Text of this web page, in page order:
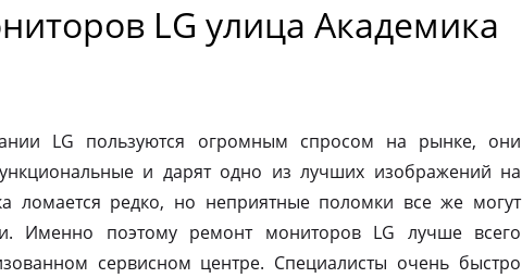
LG улица Академика
LG пользуются огромным спросом на рынке, они
и дарят одно из лучших изображений на
ломается редко, но неприятные поломки все же могут
Именно поэтому ремонт мониторов LG лучше всего
сервисном центре. Специалисты очень быстро